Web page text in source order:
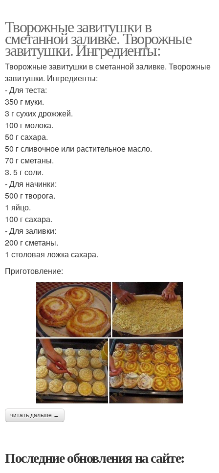
Творожные завитушки в
сметанной заливке. Творожные
завитушки. Ингредиенты:
Творожные завитушки в сметанной заливке. Творожные
завитушки. Ингредиенты:
- Для теста:
350 г муки.
3 г сухих дрожжей.
100 г молока.
50 г сахара.
50 г сливочное или растительное масло.
70 г сметаны.
3. 5 г соли.
- Для начинки:
500 г творога.
1 яйцо.
100 г сахара.
- Для заливки:
200 г сметаны.
1 столовая ложка сахара.
Приготовление:
читать дальше →
Последние обновления на сайте: